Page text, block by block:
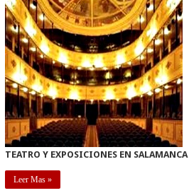
TEATRO Y EXPOSICIONES EN SALAMANCA
Leer Mas »